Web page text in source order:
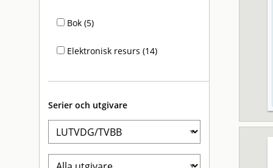
Bok (5)
Elektronisk resurs (14)
Serier och utgivare